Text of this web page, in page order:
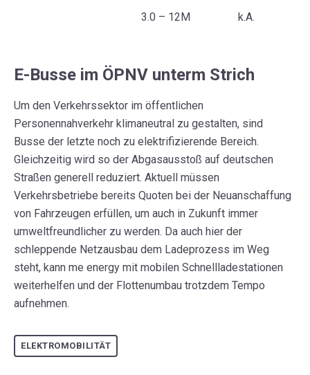
3.0 – 12M k.A.
E-Busse im ÖPNV unterm Strich
Um den Verkehrssektor im öffentlichen
Personennahverkehr klimaneutral zu gestalten, sind
Busse der letzte noch zu elektrifizierende Bereich.
Gleichzeitig wird so der Abgasausstoß auf deutschen
Straßen generell reduziert. Aktuell müssen
Verkehrsbetriebe bereits Quoten bei der Neuanschaffung
von Fahrzeugen erfüllen, um auch in Zukunft immer
umweltfreundlicher zu werden. Da auch hier der
schleppende Netzausbau dem Ladeprozess im Weg
steht, kann me energy mit mobilen Schnellladestationen
weiterhelfen und der Flottenumbau trotzdem Tempo
aufnehmen.
ELEKTROMOBILITÄT